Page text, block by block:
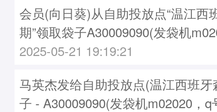
会员(向日葵)从自助投放点“温江西
期”领取袋子A30009090(发袋机
2025-05-21 19:19:21
马英杰发给自助投放点(温江西班
子 - A30009090(发袋机m02020，q